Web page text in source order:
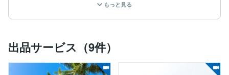
オンライン会議やチャットなどで効率良いアドバイスを
・中小企業の記帳・決算・税務申告
・個人の事業者等の確定申告
・個人の不動産等の譲渡所得の確定申告
もっと見る
出品サービス（9件）